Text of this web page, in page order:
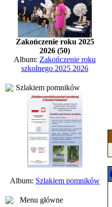
Zakończenie roku 2025
2026 (50)
Album: Zakończenie roku
szkolnego 2025 2026
Szlakiem pomników
Album: Szlakiem pomników
Menu główne